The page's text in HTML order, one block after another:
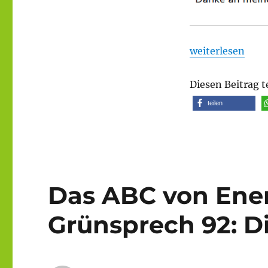
„Bericht des
weiterlesen
Diesen Beitrag
teilen
Das ABC von
Grünsprech 92: